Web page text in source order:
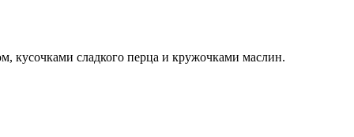
кусочками сладкого перца и кружочками маслин.